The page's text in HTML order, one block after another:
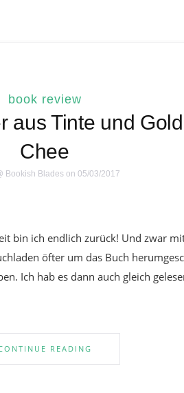
book review
aus Tinte und
Chee
Bookish Blades on 05/03/2017
bin ich endlich zurück! Und zwar
öfter um das Buch
Ich hab es dann auch gleich
READING